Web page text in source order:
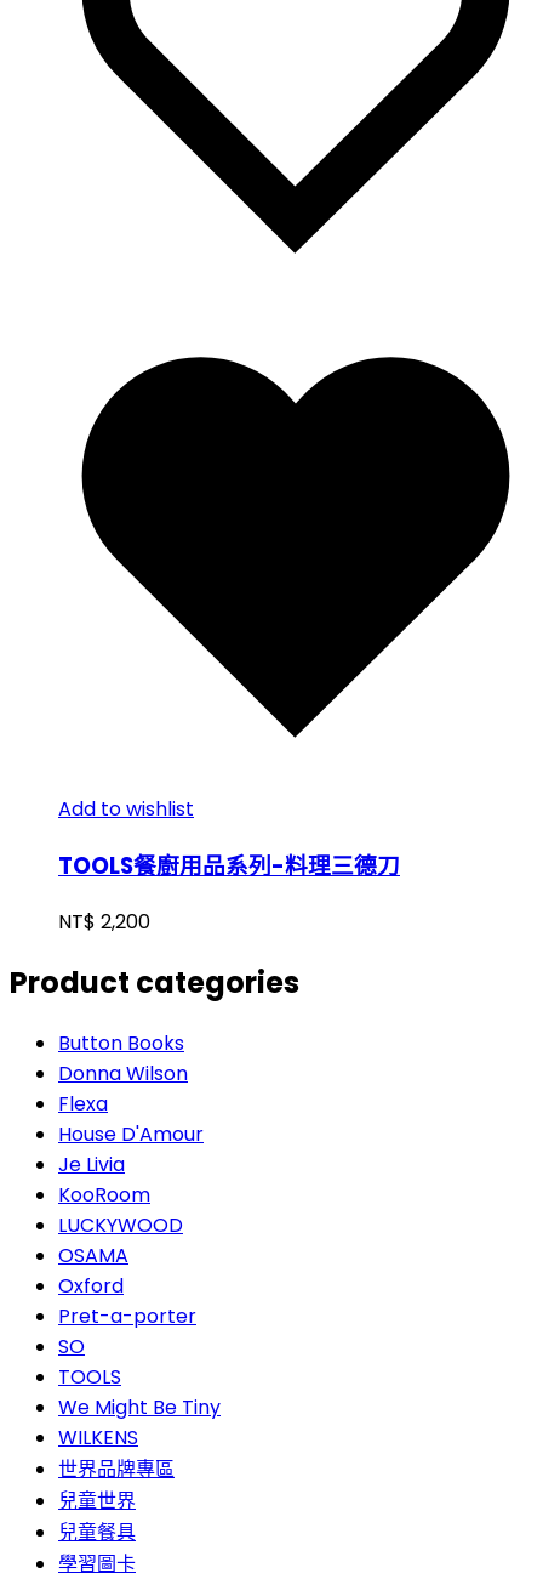
Add to wishlist
TOOLS餐廚用品系列-料理三德刀
NT$ 2,200
Product categories
Button Books
Donna Wilson
Flexa
House D'Amour
Je Livia
KooRoom
LUCKYWOOD
OSAMA
Oxford
Pret-a-porter
SO
TOOLS
We Might Be Tiny
WILKENS
世界品牌專區
兒童世界
兒童餐具
學習圖卡